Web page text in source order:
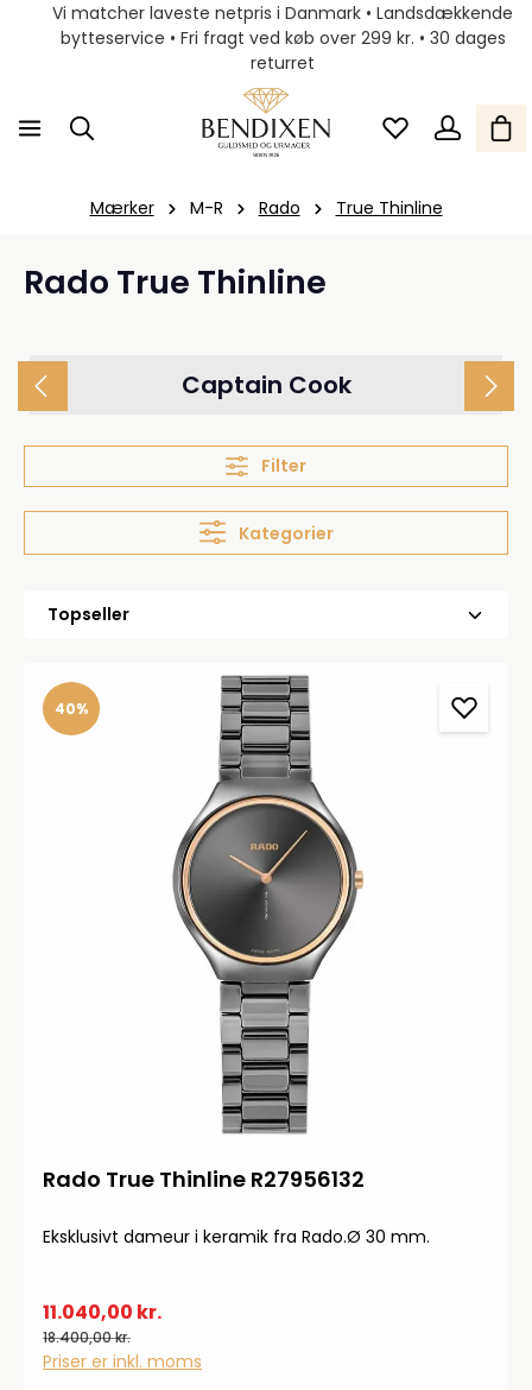
Vi matcher laveste netpris i Danmark • Landsdækkende
bytteservice • Fri fragt ved køb over 299 kr. • 30 dages
returret
Mærker M-R Rado True Thinline
Rado True Thinline
Captain Cook
Filter
Kategorier
40%
Rado True Thinline R27956132
Eksklusivt dameur i keramik fra Rado.Ø 30 mm.
11.040,00 kr.
18.400,00 kr.
Priser er inkl. moms